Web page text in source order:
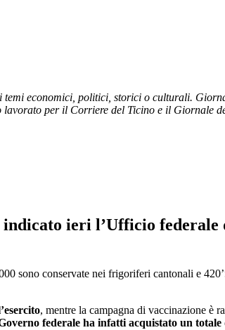
economici, politici, storici o culturali.
per il Corriere del Ticino e il Giornale
indicato ieri l’Ufficio federale
sono conservate nei frigoriferi cantonali e
, mentre la campagna di vaccinazione è
federale ha infatti acquistato un